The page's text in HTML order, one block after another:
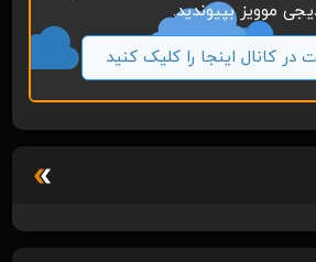
موویز بپیوندید.
در کانال اینجا را کلیک کنید